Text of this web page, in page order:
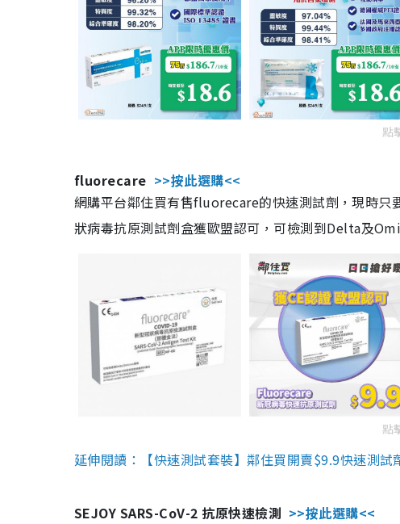
點
fluorecare >>按此選購<<
網購平台鄰住買有售fluorecare的快速測試劑，現時只
狀病毒抗原測試劑盒獲歐盟認可，可檢測到Delta及
點
延伸閱讀：【快速測試套裝】鄰住買開賣$9.9快速測
SEJOY SARS-CoV-2 抗原快速檢測 >>按此選購<<